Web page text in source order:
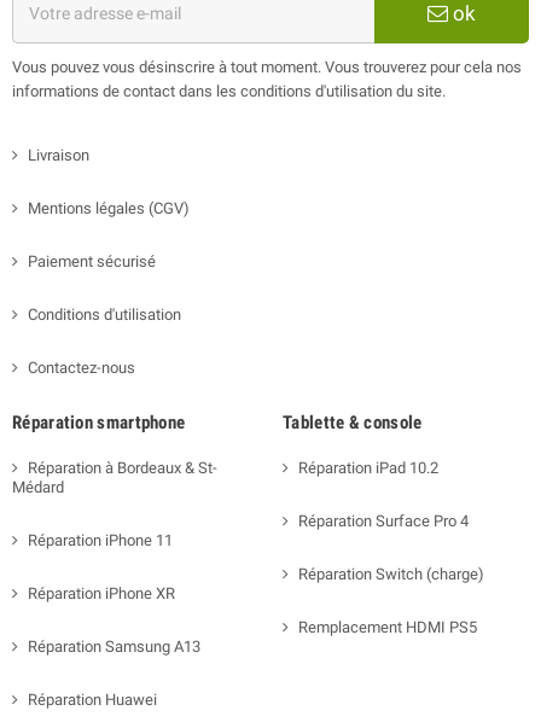
ok
Vous pouvez vous désinscrire à tout moment. Vous trouverez pour cela nos
informations de contact dans les conditions d'utilisation du site.
Livraison
Mentions légales (CGV)
Paiement sécurisé
Conditions d'utilisation
Contactez-nous
Réparation smartphone
Réparation à Bordeaux & St-
Médard
Réparation iPhone 11
Réparation iPhone XR
Réparation Samsung A13
Réparation Huawei
Tablette & console
Réparation iPad 10.2
Réparation Surface Pro 4
Réparation Switch (charge)
Remplacement HDMI PS5